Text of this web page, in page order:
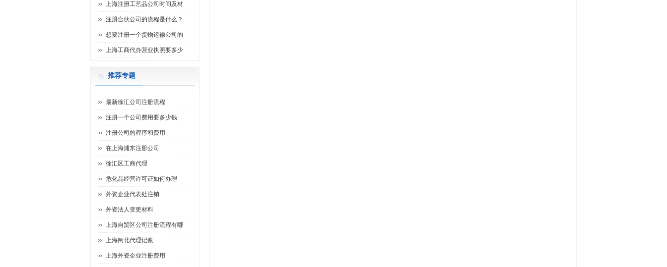
上海注册工艺品公司时间及材
注册合伙公司的流程是什么？
想要注册一个货物运输公司的
上海工商代办营业执照要多少
推荐专题
最新徐汇公司注册流程
注册一个公司费用要多少钱
注册公司的程序和费用
在上海浦东注册公司
徐汇区工商代理
危化品经营许可证如何办理
外资企业代表处注销
外资法人变更材料
上海自贸区公司注册流程有哪
上海闸北代理记账
上海外资企业注册费用